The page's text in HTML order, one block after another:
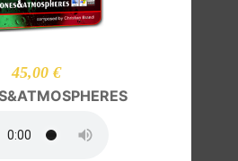
45,00 €